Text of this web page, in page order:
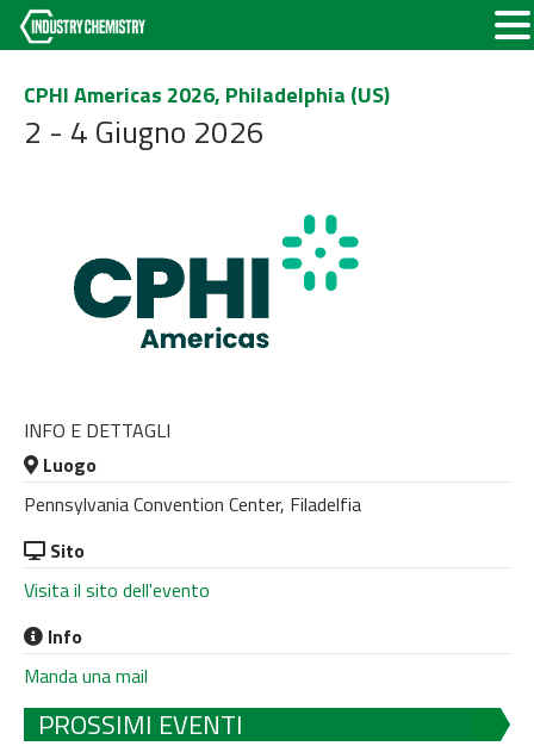
CPHI Americas 2026, Philadelphia (US)
2 - 4 Giugno 2026
INFO E DETTAGLI
Luogo
Pennsylvania Convention Center, Filadelfia
Sito
Visita il sito dell'evento
Info
Manda una mail
PROSSIMI EVENTI